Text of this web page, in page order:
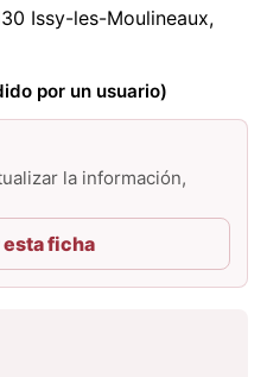
Issy-les-Moulineaux,
por un usuario)
la información,
ficha